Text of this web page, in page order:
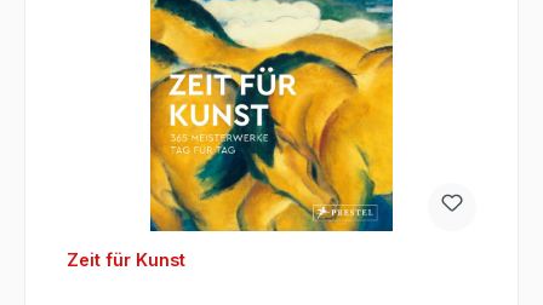
Zeit für Kunst